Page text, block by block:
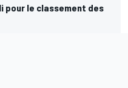
pour le classement des